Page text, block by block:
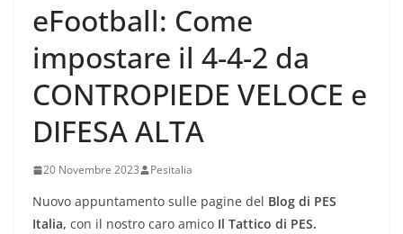
eFootball: Come
impostare il 4-4-2 da
CONTROPIEDE VELOCE e
DIFESA ALTA
20 Novembre 2023 Pesitalia
Nuovo appuntamento sulle pagine del Blog di PES
Italia, con il nostro caro amico Il Tattico di PES.